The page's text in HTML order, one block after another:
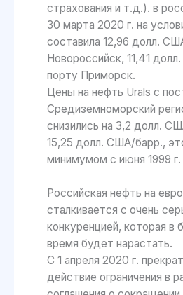
страхования и т.д.). в
30 марта 2020 г. на
составила 12,96 долл.
Новороссийск, 11,41
порту Приморск.
Цены на нефть Urals с
Средиземноморский
снизились на 3,2 долл.
15,25 долл. США/барр.,
минимумом с июня 1999 г.
Российская нефть на
сталкивается с очень
конкуренцией, которая в
время будет нарастать.
С 1 апреля 2020 г.
действие ограничения в